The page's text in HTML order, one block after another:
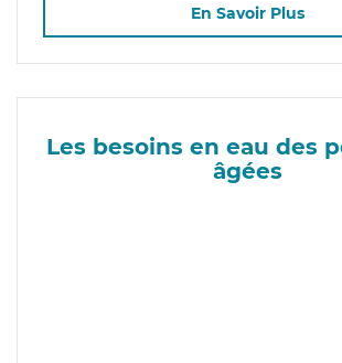
En Savoir Plus
Les besoins en eau des
âgées